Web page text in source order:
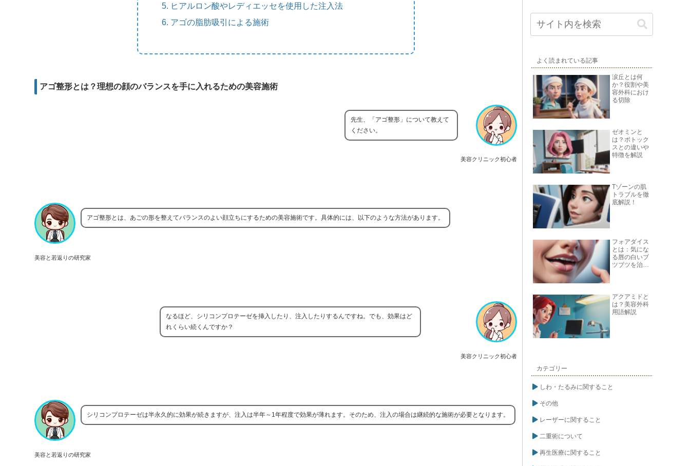
ヒアルロン酸やレディエッセを使用した注入法
アゴの脂肪吸引による施術
アゴ整形とは？理想の顔のバランスを手に入れるための美容施術
美容クリニック初心者
先生、「アゴ整形」について教えて
ください。
美容と若返りの研究家
アゴ整形とは、あごの形を整えてバランスのよい顔立ちにするための美容施術です。具体的には、以下のような方法があります。
美容クリニック初心者
なるほど、シリコンプロテーゼを挿入したり、注入したりするんですね。でも、効果はど
れくらい続くんですか？
美容と若返りの研究家
シリコンプロテーゼは半永久的に効果が続きますが、注入は半年～1年程度で効果が薄れます。そのため、注入の場合は継続的な施術が必要となります。
よく読まれている記事
涙丘とは何
か？役割や美
容外科におけ
る切除
ゼオミンと
は？ボトック
スとの違いや
特徴を解説
Tゾーンの肌
トラブルを徹
底解説！
フォアダイス
とは：気にな
る唇の白いブ
ツブツを治す
アクアミドと
は？美容外科
用語解説
カテゴリー
しわ・たるみに関すること
その他
レーザーに関すること
二重術について
再生医療に関すること